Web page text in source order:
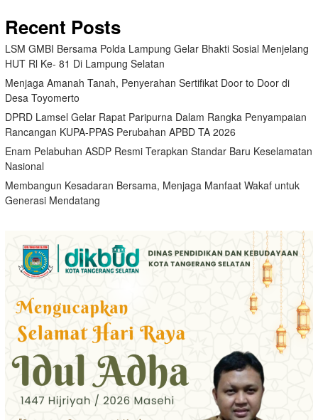
Recent Posts
LSM GMBI Bersama Polda Lampung Gelar Bhakti Sosial Menjelang
HUT Rl Ke- 81 Di Lampung Selatan
Menjaga Amanah Tanah, Penyerahan Sertifikat Door to Door di
Desa Toyomerto
DPRD Lamsel Gelar Rapat Paripurna Dalam Rangka Penyampaian
Rancangan KUPA-PPAS Perubahan APBD TA 2026
Enam Pelabuhan ASDP Resmi Terapkan Standar Baru Keselamatan
Nasional
Membangun Kesadaran Bersama, Menjaga Manfaat Wakaf untuk
Generasi Mendatang